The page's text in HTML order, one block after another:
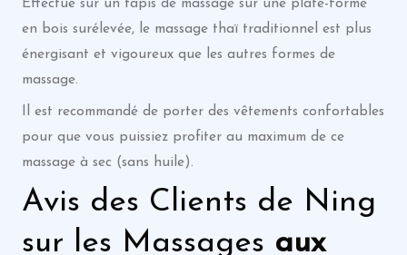
Effectué sur un tapis de massage sur une plate-forme
en bois surélevée, le massage thaï traditionnel est plus
énergisant et vigoureux que les autres formes de
massage.
Il est recommandé de porter des vêtements confortables
pour que vous puissiez profiter au maximum de ce
massage à sec (sans huile).
Avis des Clients de Ning
sur les Massages aux